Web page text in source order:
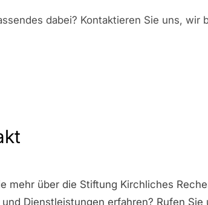
dabei? Kontaktieren Sie uns, wir
mehr über die Stiftung Kirchliches
Dienstleistungen erfahren? Rufen